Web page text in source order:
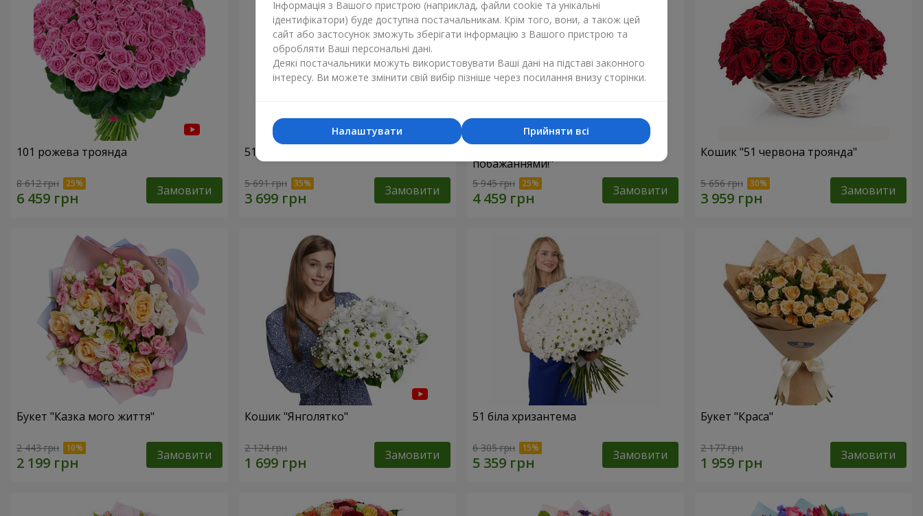
101 рожева троянда
8 612 грн Замовити
51 рожева троянда
5 691 грн Замовити
побажаннями!"
5 945 грн Замовити
Кошик "51 червона троянда"
5 656 грн Замовити
Букет "Казка мого життя"
2 443 грн Замовити
Кошик "Янголятко"
2 124 грн Замовити
51 біла хризантема
6 305 грн Замовити
Букет "Краса"
2 177 грн Замовити
Інформація з Вашого пристрою (наприклад, файли cookie та унікальні
ідентифікатори) буде доступна постачальникам. Крім того, вони, а також цей
сайт або застосунок зможуть зберігати інформацію з Вашого пристрою та
обробляти Ваші персональні дані.
Деякі постачальники можуть використовувати Ваші дані на підставі законного
інтересу. Ви можете змінити свій вибір пізніше через посилання внизу сторінки.
Прийняти всі
Налаштувати